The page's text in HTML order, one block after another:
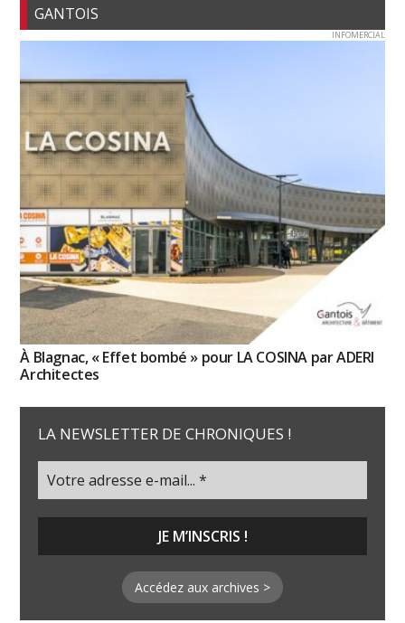
GANTOIS
INFOMERCIAL
À Blagnac, « Effet bombé » pour LA COSINA par ADERI
Architectes
LA NEWSLETTER DE CHRONIQUES !
Accédez aux archives >